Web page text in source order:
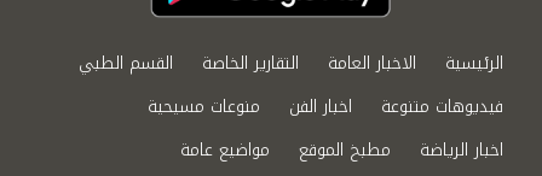
الرئيسية الاخبار العامة التقارير الخاصة
القسم الطبي
فيديوهات متنوعة
اخبار الفن
منوعات مسيحية
اخبار الرياضة
مطبخ الموقع
مواضيع عامة